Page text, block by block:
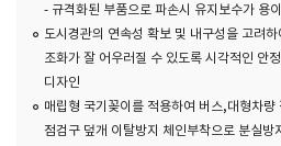
- 규격화된 부품으로 파손시 유지보수가 용
도시경관의 연속성 확보 및 내구성을 고려
조화가 잘 어우러질 수 있도록 시각적인 안
디자인
매립형 국기꽂이를 적용하여 버스,대형차량
점검구 덮개 이탈방지 체인부착으로 분실방